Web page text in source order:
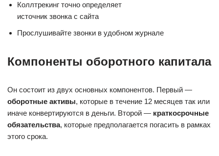
Коллтрекинг точно определяет
источник звонка с сайта
Прослушивайте звонки в удобном журнале
Компоненты оборотного капитала
Он состоит из двух основных компонентов. Первый —
оборотные активы, которые в течение 12 месяцев так или
иначе конвертируются в деньги. Второй — краткосрочные
обязательства, которые предполагается погасить в рамках
этого срока.